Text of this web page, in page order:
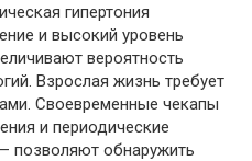
гипертония
и высокий уровень
вероятность
Взрослая жизнь требует
Своевременные чекапы
и периодические
позволяют обнаружить